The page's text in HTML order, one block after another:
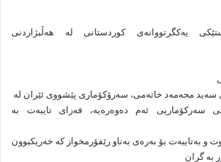
یه‌كگرتووانه‌ی‌ كوردستانی‌ له‌ هه‌ڵبژاردنی‌
سه‌ید محه‌مه‌د خاته‌می‌، سه‌رۆكۆماری‌ پێشووی‌ ئێران له‌
سه‌ركۆماریی‌ ئه‌م ده‌وه‌ره‌یه‌، فه‌زای‌ تایبه‌ت به‌
به‌تایبه‌ت بۆ به‌ره‌ی‌ به‌ناو رێفۆرمخواز كه‌ خه‌ریكبوون
به‌ گران